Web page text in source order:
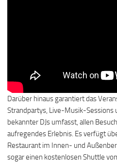
Darüber hinaus garantiert das
Strandpartys, Live-Musik-
bekannter DJs umfasst, allen
aufregendes Erlebnis. Es verfügt
Restaurant im Innen- und
sogar einen kostenlosen Shuttle